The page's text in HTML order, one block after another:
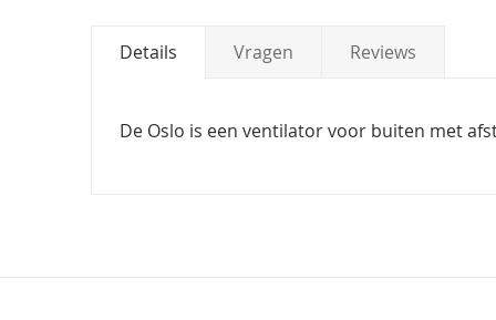
Details Vragen Reviews
De Oslo is een ventilator voor buiten met